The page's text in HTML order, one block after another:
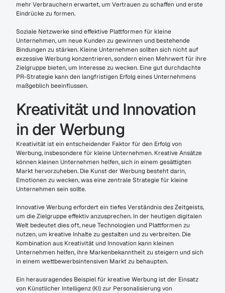
mehr Verbrauchern erwartet, um Vertrauen zu schaffen und erste
Eindrücke zu formen.
Soziale Netzwerke sind effektive Plattformen für kleine
Unternehmen, um neue Kunden zu gewinnen und bestehende
Bindungen zu stärken. Kleine Unternehmen sollten sich nicht auf
exzessive Werbung konzentrieren, sondern einen Mehrwert für ihre
Zielgruppe bieten, um Interesse zu wecken. Eine gut durchdachte
PR-Strategie kann den langfristigen Erfolg eines Unternehmens
maßgeblich beeinflussen.
Kreativität und Innovation
in der Werbung
Kreativität ist ein entscheidender Faktor für den Erfolg von
Werbung, insbesondere für kleine Unternehmen. Kreative Ansätze
können kleinen Unternehmen helfen, sich in einem gesättigten
Markt hervorzuheben. Die Kunst der Werbung besteht darin,
Emotionen zu wecken, was eine zentrale Strategie für kleine
Unternehmen sein sollte.
Innovative Werbung erfordert ein tiefes Verständnis des Zeitgeists,
um die Zielgruppe effektiv anzusprechen. In der heutigen digitalen
Welt bedeutet dies oft, neue Technologien und Plattformen zu
nutzen, um kreative Inhalte zu gestalten und zu verbreiten. Die
Kombination aus Kreativität und Innovation kann kleinen
Unternehmen helfen, ihre Markenbekanntheit zu steigern und sich
in einem wettbewerbsintensiven Markt zu behaupten.
Ein herausragendes Beispiel für kreative Werbung ist der Einsatz
von Künstlicher Intelligenz (KI) zur Personalisierung von